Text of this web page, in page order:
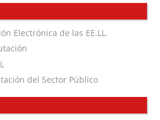
Electrónica de las EE.LL.
del Sector Público